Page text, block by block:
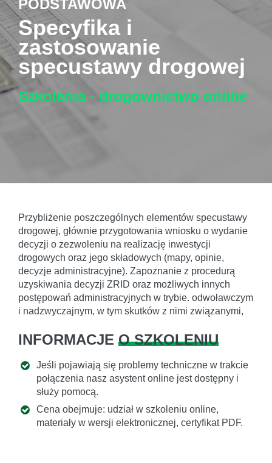
PODSTAWOWA
Specyfika i
zastosowanie
specustawy drogowej
Szkolenia - drogownictwo online
Przybliżenie poszczególnych elementów specustawy
drogowej, głównie przygotowania wniosku o wydanie
decyzji o zezwoleniu na realizację inwestycji
drogowych oraz jego składowych (mapy, opinie,
decyzje administracyjne). Zapoznanie z procedurą
uzyskiwania decyzji ZRID oraz możliwych innych
postępowań administracyjnych w trybie. odwoławczym
i nadzwyczajnym, w tym skutków z nimi związanymi,
INFORMACJE O SZKOLENIU
Jeśli pojawiają się problemy techniczne w trakcie
połączenia nasz asystent online jest dostępny i
służy pomocą.
Cena obejmuje: udział w szkoleniu online,
materiały w wersji elektronicznej, certyfikat PDF.